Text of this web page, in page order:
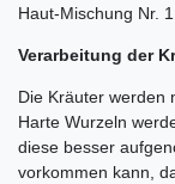
Haut-Mischung Nr.
Verarbeitung der
Die Kräuter werden
Harte Wurzeln
diese besser
vorkommen kann,